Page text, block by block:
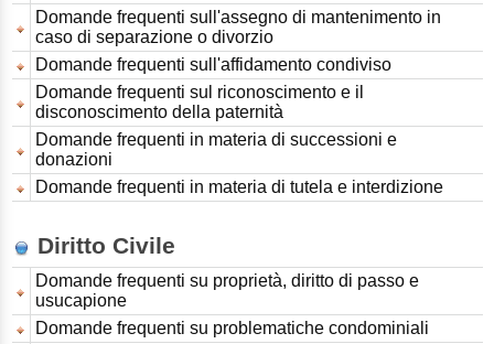
Domande frequenti sull'assegno di mantenimento in
caso di separazione o divorzio
Domande frequenti sull'affidamento condiviso
Domande frequenti sul riconoscimento e il
disconoscimento della paternità
Domande frequenti in materia di successioni e
donazioni
Domande frequenti in materia di tutela e interdizione
Diritto Civile
Domande frequenti su proprietà, diritto di passo e
usucapione
Domande frequenti su problematiche condominiali